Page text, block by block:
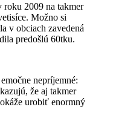
2009 na takmer
Možno si
v obciach zavedená
predošlú 60tku.
nepríjemné:
že aj takmer
urobiť enormný